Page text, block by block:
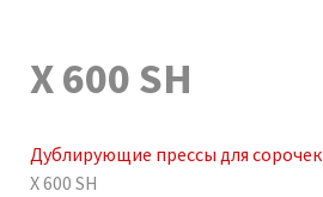
X 600 SH
Дублирующие прессы для сорочек
X 600 SH